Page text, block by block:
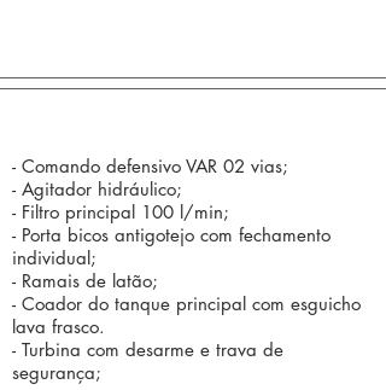
- Comando defensivo VAR 02 vias;
- Agitador hidráulico;
- Filtro principal 100 l/min;
- Porta bicos antigotejo com fechamento
individual;
- Ramais de latão;
- Coador do tanque principal com esguicho
lava frasco.
- Turbina com desarme e trava de
segurança;